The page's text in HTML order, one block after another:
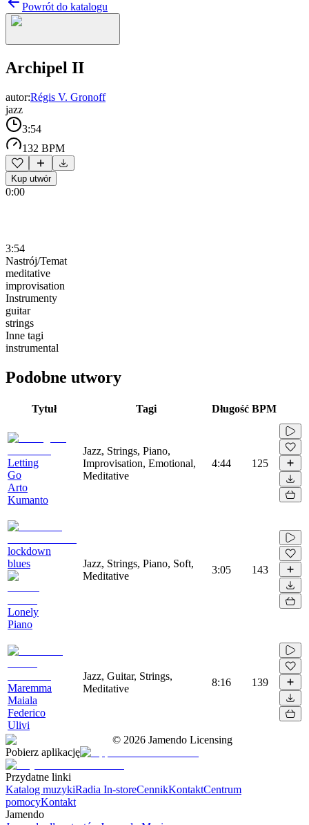
Powrót do katalogu
Archipel II
autor:Régis V. Gronoff
jazz
3:54
132 BPM
Kup utwór
0:00
3:54
Nastrój/Temat
meditative
improvisation
Instrumenty
guitar
strings
Inne tagi
instrumental
Podobne utwory
Tytuł Tagi Długość BPM
Letting
Go
Arto
Kumanto
Jazz, Strings, Piano,
Improvisation, Emotional,
Meditative
4:44 125
lockdown
blues
Lonely
Piano
Jazz, Strings, Piano, Soft,
Meditative
3:05 143
Maremma
Maiala
Federico
Ulivi
Jazz, Guitar, Strings,
Meditative
8:16 139
© 2026 Jamendo Licensing
Pobierz aplikację
Przydatne linki
Katalog muzykiRadia In-storeCennikKontaktCentrum
pomocyKontakt
Jamendo